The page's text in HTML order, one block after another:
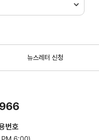
뉴스레터 신청
번호